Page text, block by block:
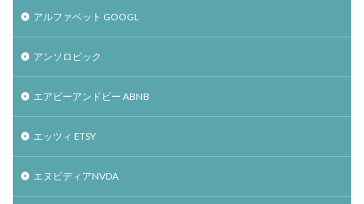
アルファベット GOOGL
アンソロピック
エアビーアンドビー ABNB
エッツィ ETSY
エヌビディアNVDA